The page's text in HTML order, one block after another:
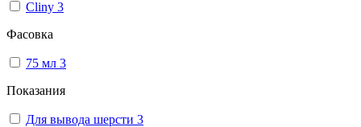
Cliny 3
Фасовка
75 мл 3
Показания
Для вывода шерсти 3